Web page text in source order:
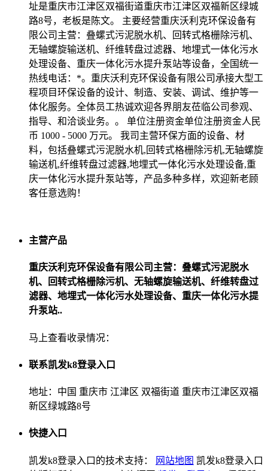
址是重庆市江津区双福街道重庆市江津区双福新区绿城
路8号，老板是陈文。 主要经营重庆沃利克环保设备有
限公司主营：叠螺式污泥脱水机、回转式格栅除污机、
无轴螺旋输送机、纤维转盘过滤器、地埋式一体化污水
处理设备、重庆一体化污水提升泵站等设备，全国统一
热线电话：*。重庆沃利克环保设备有限公司承接大型工
程项目环保设备的设计、制造、安装、调试、维护等一
体化服务。全体员工热诚欢迎各界朋友莅临公司参观、
指导、和洽谈业务。。 单位注册资金单位注册资金人民
币 1000 - 5000 万元。 我司主营环保方面的设备、材
料，包括叠螺式污泥脱水机,回转式格栅除污机,无轴螺旋
输送机,纤维转盘过滤器,地埋式一体化污水处理设备,重
庆一体化污水提升泵站等，产品多种多样，欢迎新老顾
客任意选购！
主营产品
重庆沃利克环保设备有限公司主营：叠螺式污泥脱水
机、回转式格栅除污机、无轴螺旋输送机、纤维转盘过
滤器、地埋式一体化污水处理设备、重庆一体化污水提
升泵站..
马上查看收录情况：
联系凯发k8登录入口
地址：中国 重庆市 江津区 双福街道 重庆市江津区双福
新区绿城路8号
快捷入口
凯发k8登录入口的技术支持： 网站地图 凯发k8登录入口